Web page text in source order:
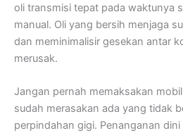
oli transmisi tepat pada waktunya
manual. Oli yang bersih menjaga
dan meminimalisir gesekan antar
merusak.
Jangan pernah memaksakan
sudah merasakan ada yang tidak
perpindahan gigi. Penanganan